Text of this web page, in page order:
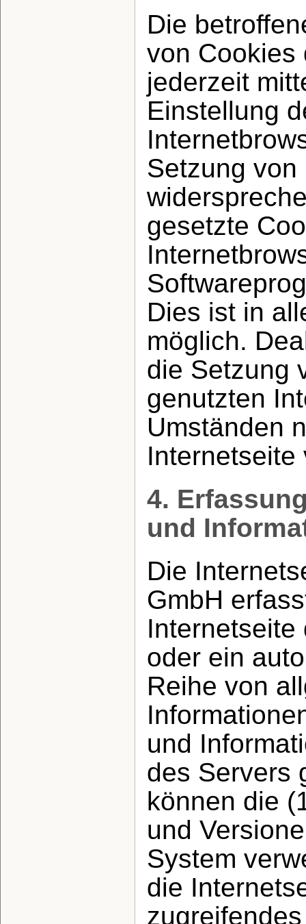
Die
von Cookies
jederzeit
Einstellung
Setzung
gesetzte
Dies ist in
möglich.
die Setzung
genutzten
Umständen
Internetseite
4.
und
Die
GmbH
Internetseite
oder ein
Reihe von
und
des Servers
können die
und
System
die